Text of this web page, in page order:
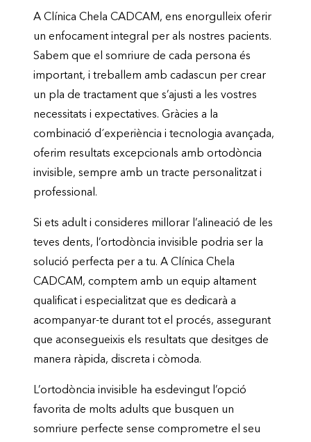
A Clínica Chela CADCAM, ens enorgulleix oferir
un enfocament integral per als nostres pacients.
Sabem que el somriure de cada persona és
important, i treballem amb cadascun per crear
un pla de tractament que s’ajusti a les vostres
necessitats i expectatives. Gràcies a la
combinació d´experiència i tecnologia avançada,
oferim resultats excepcionals amb ortodòncia
invisible, sempre amb un tracte personalitzat i
professional.
Si ets adult i consideres millorar l’alineació de les
teves dents, l’ortodòncia invisible podria ser la
solució perfecta per a tu. A Clínica Chela
CADCAM, comptem amb un equip altament
qualificat i especialitzat que es dedicarà a
acompanyar-te durant tot el procés, assegurant
que aconsegueixis els resultats que desitges de
manera ràpida, discreta i còmoda.
L’ortodòncia invisible ha esdevingut l’opció
favorita de molts adults que busquen un
somriure perfecte sense comprometre el seu